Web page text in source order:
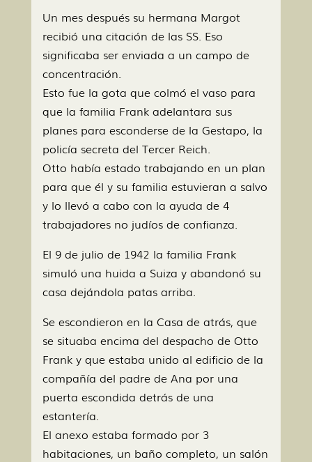
Un mes después su hermana Margot
recibió una citación de las SS. Eso
significaba ser enviada a un campo de
concentración.
Esto fue la gota que colmó el vaso para
que la familia Frank adelantara sus
planes para esconderse de la Gestapo, la
policía secreta del Tercer Reich.
Otto había estado trabajando en un plan
para que él y su familia estuvieran a salvo
y lo llevó a cabo con la ayuda de 4
trabajadores no judíos de confianza.
El 9 de julio de 1942 la familia Frank
simuló una huida a Suiza y abandonó su
casa dejándola patas arriba.
Se escondieron en la Casa de atrás, que
se situaba encima del despacho de Otto
Frank y que estaba unido al edificio de la
compañía del padre de Ana por una
puerta escondida detrás de una
estantería.
El anexo estaba formado por 3
habitaciones, un baño completo, un salón